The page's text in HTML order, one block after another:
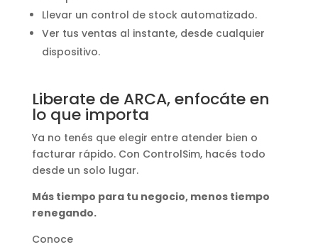
Llevar un control de stock automatizado.
Ver tus ventas al instante, desde cualquier
dispositivo.
Liberate de ARCA, enfocáte en
lo que importa
Ya no tenés que elegir entre atender bien o
facturar rápido. Con ControlSim, hacés todo
desde un solo lugar.
Más tiempo para tu negocio, menos tiempo
renegando.
Conoce